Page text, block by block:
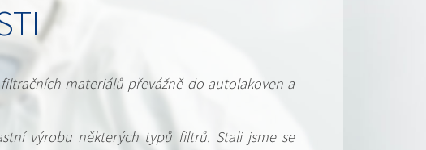
materiálů převážně do autolakoven a
výrobu některých typů filtrů. Stali jsme se